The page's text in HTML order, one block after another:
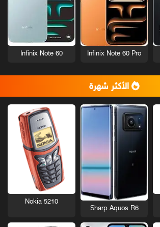
Infinix Note 60 Pro
Infinix Note 60
الأكثر شهرة
Sharp Aquos R6
Nokia 5210